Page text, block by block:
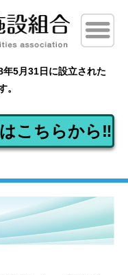
5月31日に設立された
。
こちらから‼